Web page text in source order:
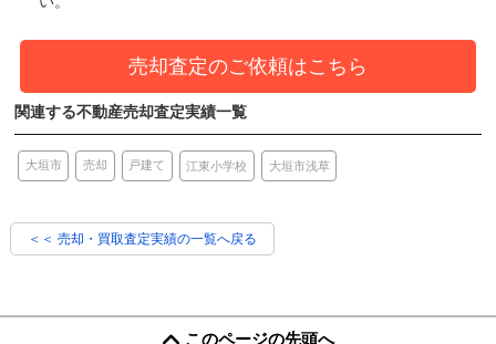
売却査定のご依頼はこちら
関連する不動産売却査定実績一覧
大垣市 売却 戸建て 江東小学校 大垣市浅草
＜＜ 売却・買取査定実績の一覧へ戻る
このページの先頭へ